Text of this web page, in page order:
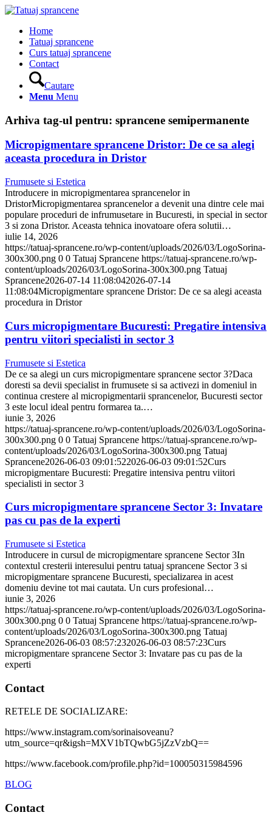
Home
Tatuaj sprancene
Curs tatuaj sprancene
Contact
Cautare
Menu Menu
Arhiva tag-ul pentru: sprancene semipermanente
Micropigmentare sprancene Dristor: De ce sa alegi
aceasta procedura in Dristor
Frumusete si Estetica
Introducere in micropigmentarea sprancenelor in
DristorMicropigmentarea sprancenelor a devenit una dintre cele mai
populare proceduri de infrumusetare in Bucuresti, in special in sector
3 si zona Dristor. Aceasta tehnica inovatoare ofera solutii…
iulie 14, 2026
https://tatuaj-sprancene.ro/wp-content/uploads/2026/03/LogoSorina-
300x300.png 0 0 Tatuaj Sprancene https://tatuaj-sprancene.ro/wp-
content/uploads/2026/03/LogoSorina-300x300.png Tatuaj
Sprancene2026-07-14 11:08:042026-07-14
11:08:04Micropigmentare sprancene Dristor: De ce sa alegi aceasta
procedura in Dristor
Curs micropigmentare Bucuresti: Pregatire intensiva
pentru viitori specialisti in sector 3
Frumusete si Estetica
De ce sa alegi un curs micropigmentare sprancene sector 3?Daca
doresti sa devii specialist in frumusete si sa activezi in domeniul in
continua crestere al micropigmentarii sprancenelor, Bucuresti sector
3 este locul ideal pentru formarea ta.…
iunie 3, 2026
https://tatuaj-sprancene.ro/wp-content/uploads/2026/03/LogoSorina-
300x300.png 0 0 Tatuaj Sprancene https://tatuaj-sprancene.ro/wp-
content/uploads/2026/03/LogoSorina-300x300.png Tatuaj
Sprancene2026-06-03 09:01:522026-06-03 09:01:52Curs
micropigmentare Bucuresti: Pregatire intensiva pentru viitori
specialisti in sector 3
Curs micropigmentare sprancene Sector 3: Invatare
pas cu pas de la experti
Frumusete si Estetica
Introducere in cursul de micropigmentare sprancene Sector 3In
contextul cresterii interesului pentru tatuaj sprancene Sector 3 si
micropigmentare sprancene Bucuresti, specializarea in acest
domeniu devine tot mai cautata. Un curs profesional…
iunie 3, 2026
https://tatuaj-sprancene.ro/wp-content/uploads/2026/03/LogoSorina-
300x300.png 0 0 Tatuaj Sprancene https://tatuaj-sprancene.ro/wp-
content/uploads/2026/03/LogoSorina-300x300.png Tatuaj
Sprancene2026-06-03 08:57:232026-06-03 08:57:23Curs
micropigmentare sprancene Sector 3: Invatare pas cu pas de la
experti
Contact
RETELE DE SOCIALIZARE:
https://www.instagram.com/sorinaisoveanu?
utm_source=qr&igsh=MXV1bTQwbG5jZzVzbQ==
https://www.facebook.com/profile.php?id=100050315984596
BLOG
Contact